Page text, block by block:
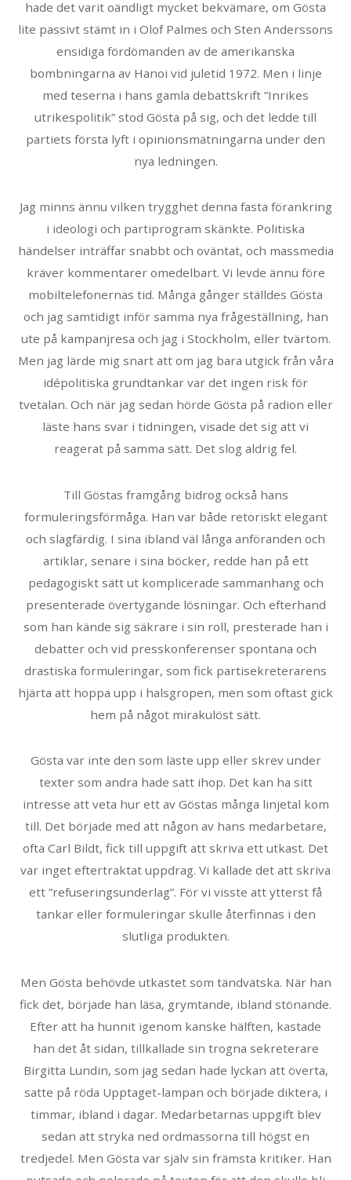
hade det varit oändligt mycket bekvämare, om Gösta
lite passivt stämt in i Olof Palmes och Sten Anderssons
ensidiga fördömanden av de amerikanska
bombningarna av Hanoi vid juletid 1972. Men i linje
med teserna i hans gamla debattskrift ”Inrikes
utrikespolitik” stod Gösta på sig, och det ledde till
partiets första lyft i opinionsmätningarna under den
nya ledningen.
Jag minns ännu vilken trygghet denna fasta förankring
i ideologi och partiprogram skänkte. Politiska
händelser inträffar snabbt och oväntat, och massmedia
kräver kommentarer omedelbart. Vi levde ännu före
mobiltelefonernas tid. Många gånger ställdes Gösta
och jag samtidigt inför samma nya frågeställning, han
ute på kampanjresa och jag i Stockholm, eller tvärtom.
Men jag lärde mig snart att om jag bara utgick från våra
idépolitiska grundtankar var det ingen risk för
tvetalan. Och när jag sedan hörde Gösta på radion eller
läste hans svar i tidningen, visade det sig att vi
reagerat på samma sätt. Det slog aldrig fel.
Till Göstas framgång bidrog också hans
formuleringsförmåga. Han var både retoriskt elegant
och slagfärdig. I sina ibland väl långa anföranden och
artiklar, senare i sina böcker, redde han på ett
pedagogiskt sätt ut komplicerade sammanhang och
presenterade övertygande lösningar. Och efterhand
som han kände sig säkrare i sin roll, presterade han i
debatter och vid presskonferenser spontana och
drastiska formuleringar, som fick partisekreterarens
hjärta att hoppa upp i halsgropen, men som oftast gick
hem på något mirakulöst sätt.
Gösta var inte den som läste upp eller skrev under
texter som andra hade satt ihop. Det kan ha sitt
intresse att veta hur ett av Göstas många linjetal kom
till. Det började med att någon av hans medarbetare,
ofta Carl Bildt, fick till uppgift att skriva ett utkast. Det
var inget eftertraktat uppdrag. Vi kallade det att skriva
ett ”refuseringsunderlag”. För vi visste att ytterst få
tankar eller formuleringar skulle återfinnas i den
slutliga produkten.
Men Gösta behövde utkastet som tändvätska. När han
fick det, började han läsa, grymtande, ibland stönande.
Efter att ha hunnit igenom kanske hälften, kastade
han det åt sidan, tillkallade sin trogna sekreterare
Birgitta Lundin, som jag sedan hade lyckan att överta,
satte på röda Upptaget-lampan och började diktera, i
timmar, ibland i dagar. Medarbetarnas uppgift blev
sedan att stryka ned ordmassorna till högst en
tredjedel. Men Gösta var själv sin främsta kritiker. Han